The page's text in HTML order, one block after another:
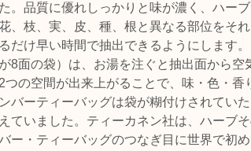
。品質に優れしっかりと味が濃く、ハー
、枝、実、皮、種、根と異なる部位をそ
だけ早い時間で抽出できるようにします
8面の袋）は、お湯を注ぐと抽出面から
つの空間が出来上がることで、味・色・
バーティーバッグは袋が糊付けされてい
ていました。ティーカネン社は、ハーブ
ー・ティーバッグのつなぎ目に世界で初